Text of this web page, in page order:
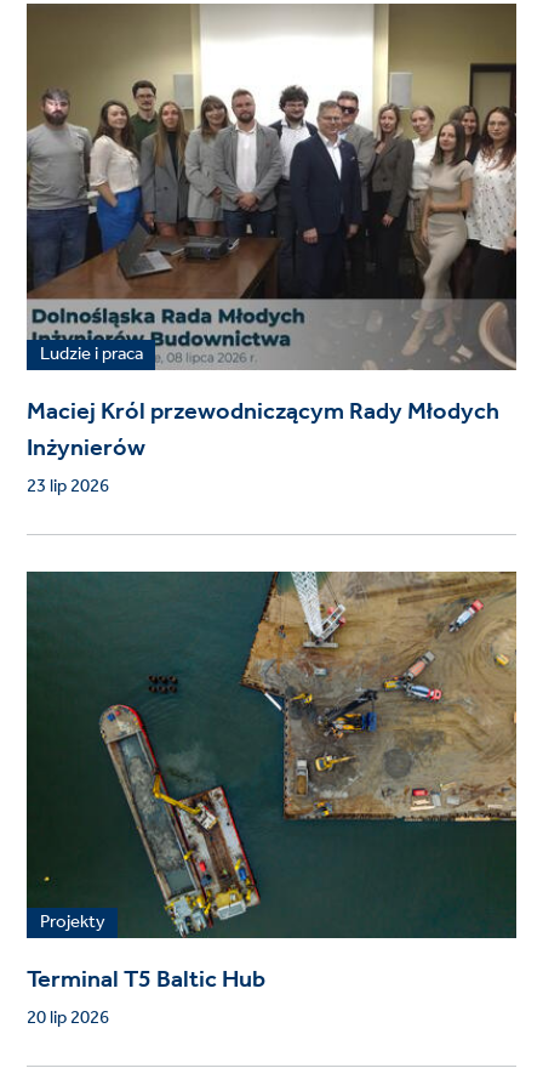
Ludzie i praca
Maciej Król przewodniczącym Rady Młodych
Inżynierów
23 lip 2026
Projekty
Terminal T5 Baltic Hub
20 lip 2026